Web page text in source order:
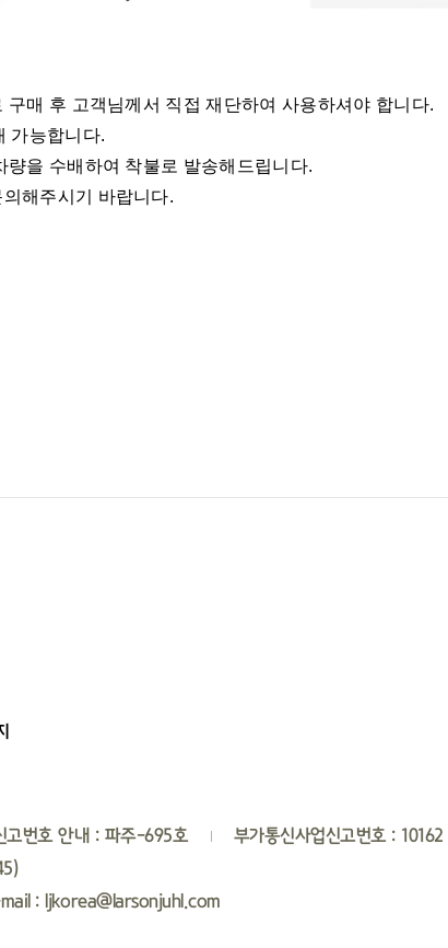
매 후 고객님께서 직접 재단하여 사용하셔야 합니다.
가능합니다.
을 수배하여 착불로 발송해드립니다.
해주시기 바랍니다.
고번호 안내 : 파주-695호
부가통신사업신고번호 : 10162
）
: ljkorea@larsonjuhl.com